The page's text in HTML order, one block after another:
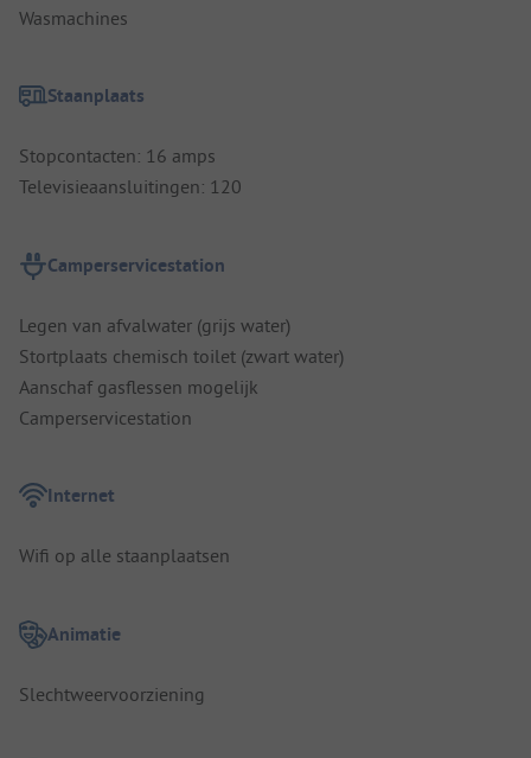
Wasmachines
Staanplaats
Stopcontacten: 16 amps
Televisieaansluitingen: 120
Camperservicestation
Legen van afvalwater (grijs water)
Stortplaats chemisch toilet (zwart water)
Aanschaf gasflessen mogelijk
Camperservicestation
Internet
Wifi op alle staanplaatsen
Animatie
Slechtweervoorziening